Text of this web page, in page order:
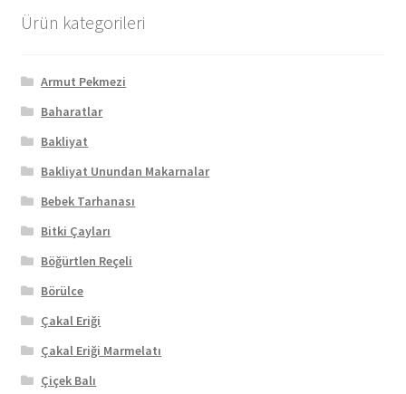
Ürün kategorileri
Armut Pekmezi
Baharatlar
Bakliyat
Bakliyat Unundan Makarnalar
Bebek Tarhanası
Bitki Çayları
Böğürtlen Reçeli
Börülce
Çakal Eriği
Çakal Eriği Marmelatı
Çiçek Balı